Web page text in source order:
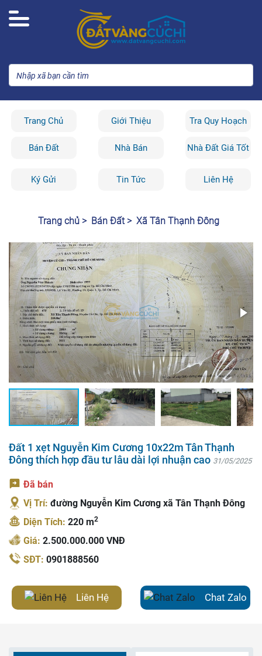
Trang Chủ Giới Thiệu Tra Quy Hoạch
Bán Đất Nhà Bán Nhà Đất Giá Tốt
Ký Gửi Tin Tức Liên Hệ
Trang chủ > Bán Đất > Xã Tân Thạnh Đông
Đất 1 xẹt Nguyễn Kim Cương 10x22m Tân Thạnh
Đông thích hợp đầu tư lâu dài lợi nhuận cao 31/05/2025
Đã bán
Vị Trí: đường Nguyễn Kim Cương xã Tân Thạnh Đông
Diện Tích: 220 m2
Giá: 2.500.000.000 VNĐ
SĐT: 0901888560
Liên Hệ Chat Zalo